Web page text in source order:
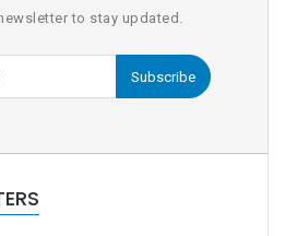
to stay updated.
Subscribe